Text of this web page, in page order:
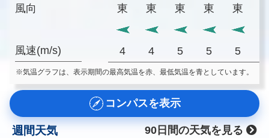
風向
風速(m/s)
東
東 東 東 東
4 4 5 5 5
※気温グラフは、表示期間の最高気温を赤、最低気温を青としています。
コンパスを表示
週間天気
90日間の天気を見る